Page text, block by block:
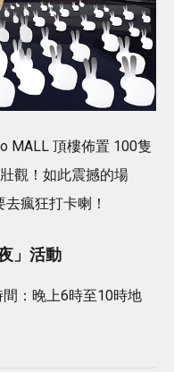
MALL 頂樓佈置 100隻
觀！如此震撼的場
瘋狂打卡喇！
」活動
：晚上6時至10時地